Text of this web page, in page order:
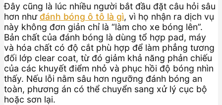
Đây cũng là lúc nhiều người bắt đầu đặt câu hỏi sâu
hơn nhưđánh bóng ô tô là gì, vì họ nhận ra dịch vụ
này không đơn giản chỉ là “làm cho xe bóng lên”.
Bản chất của đánh bóng là dùng tổ hợp pad, máy
và hóa chất có độ cắt phù hợp để làm phẳng tương
đối lớp clear coat, từ đó giảm khả năng phản chiếu
của các khuyết điểm nhỏ và phục hồi độ bóng nhìn
thấy. Nếu lỗi nằm sâu hơn ngưỡng đánh bóng an
toàn, phương án có thể chuyển sang xử lý cục bộ
hoặc sơn lại.